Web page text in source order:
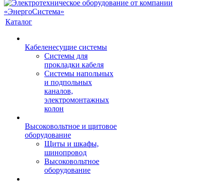
Каталог
Кабеленесущие системы
Системы для
прокладки кабеля
Системы напольных
и подпольных
каналов,
электромонтажных
колон
Высоковольтное и щитовое
оборудование
Щиты и шкафы,
шинопровод
Высоковольтное
оборудование